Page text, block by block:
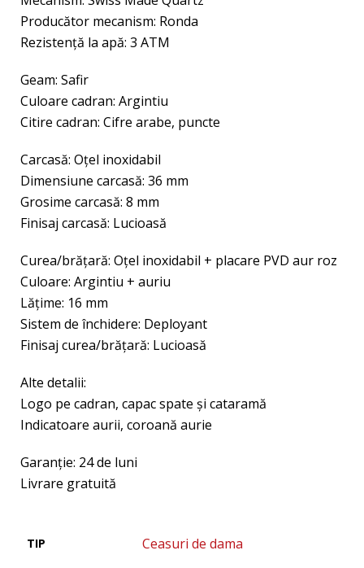
Producător mecanism: Ronda
Rezistenţă la apă: 3 ATM
Geam: Safir
Culoare cadran: Argintiu
Citire cadran: Cifre arabe, puncte
Carcasă: Oțel inoxidabil
Dimensiune carcasă: 36 mm
Grosime carcasă: 8 mm
Finisaj carcasă: Lucioasă
Curea/brăţară: Oțel inoxidabil + placare PVD aur roz
Culoare: Argintiu + auriu
Lăţime: 16 mm
Sistem de închidere: Deployant
Finisaj curea/brățară: Lucioasă
Alte detalii:
Logo pe cadran, capac spate şi cataramă
Indicatoare aurii, coroană aurie
Garanţie: 24 de luni
Livrare gratuită
TIP Ceasuri de dama